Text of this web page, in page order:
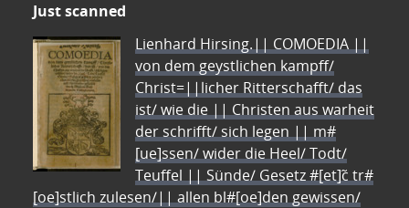
Just scanned
Lienhard Hirsing.|| COMOEDIA ||
von dem geystlichen kampff/
Christ=||licher Ritterschafft/ das
ist/ wie die || Christen aus warheit
der schrifft/ sich legen || m#
[ue]ssen/ wider die Heel/ Todt/
Teuffel || Sünde/ Gesetz #[et]c̃ tr#
[oe]stlich zulesen/|| allen bl#[oe]den gewissen/